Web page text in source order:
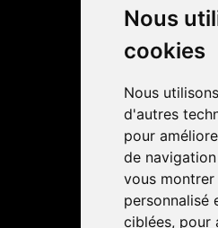
Nous
cookies
Nous
d'autres
pour
de
vous montrer
personnalisé
ciblées, pour
4,4 / 5